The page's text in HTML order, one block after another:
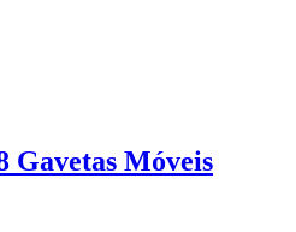
Gavetas Móveis